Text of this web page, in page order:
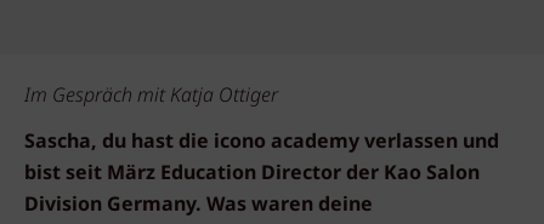
Im Gespräch mit Katja Ottiger
Sascha, du hast die icono academy verlassen und
bist seit März Education Director der Kao Salon
Division Germany. Was waren deine